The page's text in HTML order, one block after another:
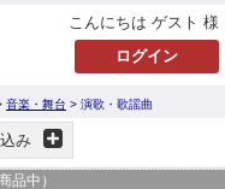
こんにちは ゲスト 様
音楽・舞台 > 演歌・歌謡曲
み
品中）